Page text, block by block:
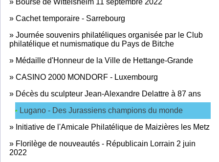
» Cachet temporaire - Sarrebourg
» Journée souvenirs philatéliques organisée par le Club
philatélique et numismatique du Pays de Bitche
» Médaille d'Honneur de la Ville de Hettange-Grande
» CASINO 2000 MONDORF - Luxembourg
» Décès du sculpteur Jean-Alexandre Delattre à 87 ans
Lugano - Des Jurassiens champions du monde
» Initiative de l'Amicale Philatélique de Maizières les Metz
» Florilège de nouveautés - Républicain Lorrain 2 juin
2022